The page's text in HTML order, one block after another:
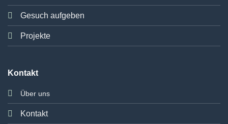
Gesuch aufgeben
Projekte
Kontakt
Über uns
Kontakt